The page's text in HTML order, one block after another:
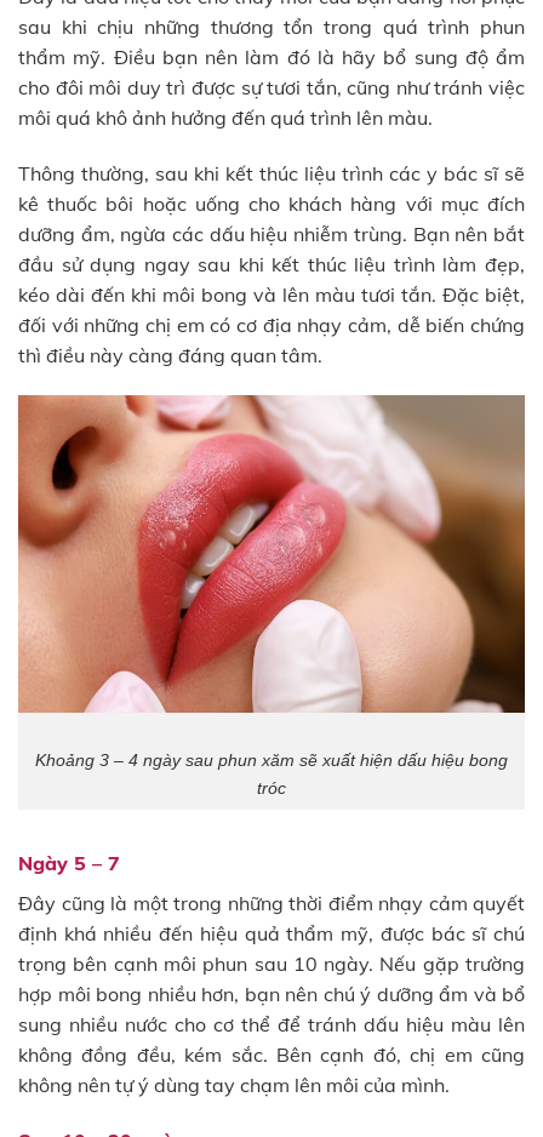
sau khi chịu những thương tổn trong quá trình phun
thẩm mỹ. Điều bạn nên làm đó là hãy bổ sung độ ẩm
cho đôi môi duy trì được sự tươi tắn, cũng như tránh việc
môi quá khô ảnh hưởng đến quá trình lên màu.
Thông thường, sau khi kết thúc liệu trình các y bác sĩ sẽ
kê thuốc bôi hoặc uống cho khách hàng với mục đích
dưỡng ẩm, ngừa các dấu hiệu nhiễm trùng. Bạn nên bắt
đầu sử dụng ngay sau khi kết thúc liệu trình làm đẹp,
kéo dài đến khi môi bong và lên màu tươi tắn. Đặc biệt,
đối với những chị em có cơ địa nhạy cảm, dễ biến chứng
thì điều này càng đáng quan tâm.
Khoảng 3 – 4 ngày sau phun xăm sẽ xuất hiện dấu hiệu bong
tróc
Ngày 5 – 7
Đây cũng là một trong những thời điểm nhạy cảm quyết
định khá nhiều đến hiệu quả thẩm mỹ, được bác sĩ chú
trọng bên cạnh môi phun sau 10 ngày. Nếu gặp trường
hợp môi bong nhiều hơn, bạn nên chú ý dưỡng ẩm và bổ
sung nhiều nước cho cơ thể để tránh dấu hiệu màu lên
không đồng đều, kém sắc. Bên cạnh đó, chị em cũng
không nên tự ý dùng tay chạm lên môi của mình.